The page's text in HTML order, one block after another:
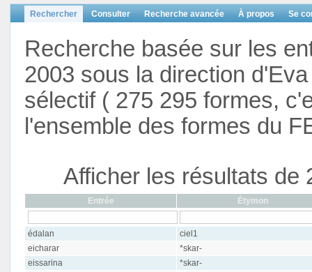
Rechercher Consulter Recherche avancée À propos Se
Recherche basée sur les
2003 sous la direction
sélectif ( 275 295 formes,
l'ensemble des formes du
Afficher les résultats de
Entrée Étymon
édalan
ciel1
eicharar
*skar-
eissarina
*skar-